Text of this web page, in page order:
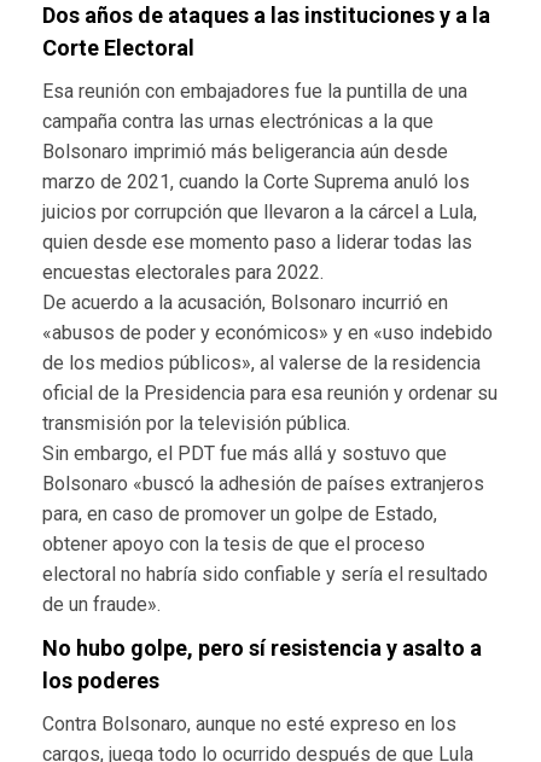
Dos años de ataques a las instituciones y a la
Corte Electoral
Esa reunión con embajadores fue la puntilla de una
campaña contra las urnas electrónicas a la que
Bolsonaro imprimió más beligerancia aún desde
marzo de 2021, cuando la Corte Suprema anuló los
juicios por corrupción que llevaron a la cárcel a Lula,
quien desde ese momento paso a liderar todas las
encuestas electorales para 2022.
De acuerdo a la acusación, Bolsonaro incurrió en
«abusos de poder y económicos» y en «uso indebido
de los medios públicos», al valerse de la residencia
oficial de la Presidencia para esa reunión y ordenar su
transmisión por la televisión pública.
Sin embargo, el PDT fue más allá y sostuvo que
Bolsonaro «buscó la adhesión de países extranjeros
para, en caso de promover un golpe de Estado,
obtener apoyo con la tesis de que el proceso
electoral no habría sido confiable y sería el resultado
de un fraude».
No hubo golpe, pero sí resistencia y asalto a
los poderes
Contra Bolsonaro, aunque no esté expreso en los
cargos, juega todo lo ocurrido después de que Lula